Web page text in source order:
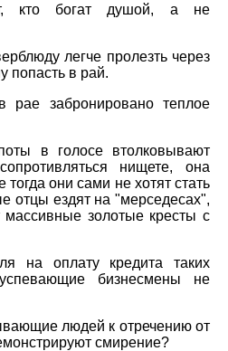
кто богат душой, а не
легче пролезть через
попасть в рай.
рае забронировано теплое
в голосе втолковывают
нищете, она
они сами не хотят стать
отцы ездят на "мерседесах",
массивные золотые кресты с
на оплату кредита таких
бизнесмены не
людей к отречению от
смирение?